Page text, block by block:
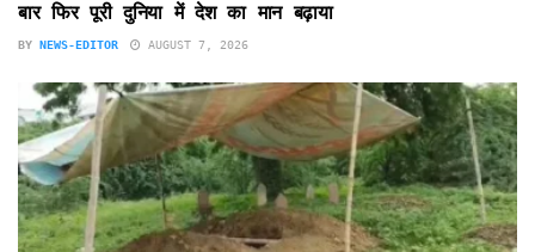
बार फिर पूरी दुनिया में देश का मान बढ़ाया
BY NEWS-EDITOR AUGUST 7, 2026